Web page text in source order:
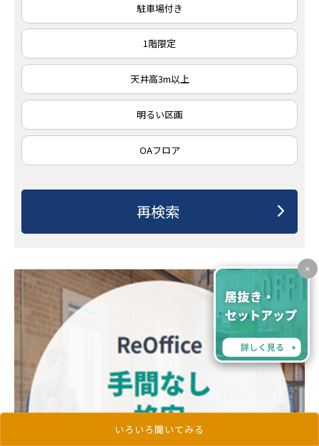
いろいろ聞いてみる
×
駐車場付き
1階限定
天井高3m以上
明るい区画
OAフロア